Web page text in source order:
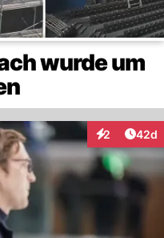
wurde um
2
Interaktionen
42d